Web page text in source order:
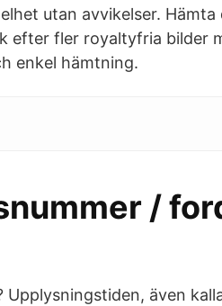
utan avvikelser.
efter fler royaltyfria bilder
enkel hämtning.
/
även